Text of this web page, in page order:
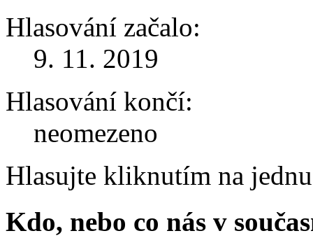
Hlasování začalo:
9. 11. 2019
Hlasování končí:
neomezeno
Hlasujte kliknutím na
Kdo, nebo co nás v